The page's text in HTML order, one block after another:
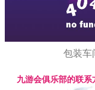
包装车
九游会俱乐部的联系